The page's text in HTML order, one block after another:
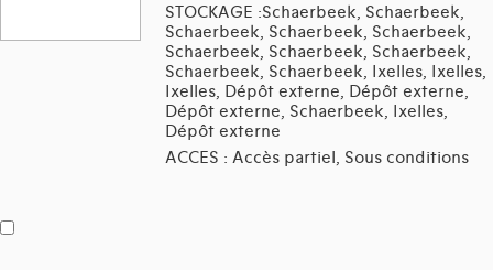
STOCKAGE :Schaerbeek, Schaerbeek,
Schaerbeek, Schaerbeek, Schaerbeek,
Schaerbeek, Schaerbeek, Schaerbeek,
Schaerbeek, Schaerbeek, Ixelles, Ixelles,
Ixelles, Dépôt externe, Dépôt externe,
Dépôt externe, Schaerbeek, Ixelles,
Dépôt externe
ACCES : Accès partiel, Sous conditions